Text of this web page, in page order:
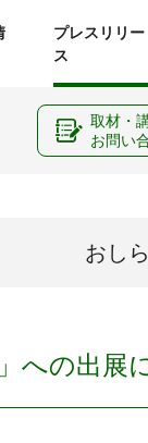
プレスリリー
ス
おし
への出展
取材・
お問い